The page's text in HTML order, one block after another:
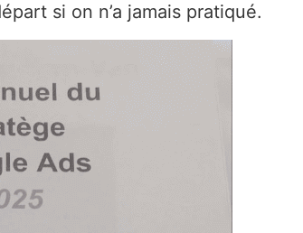
si on n’a jamais pratiqué.